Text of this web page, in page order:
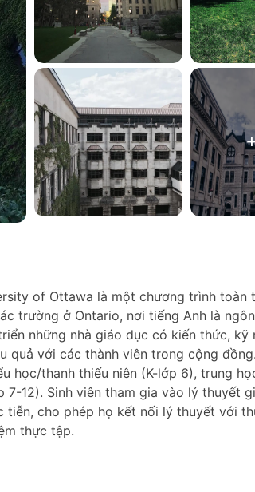
of Ottawa là một chương trình toàn
trường ở Ontario, nơi tiếng Anh là
những nhà giáo dục có kiến thức, kỹ
quả với các thành viên trong cộng
học/thanh thiếu niên (K-lớp 6), trung
12). Sinh viên tham gia vào lý thuyết
cho phép họ kết nối lý thuyết với
thực tập.